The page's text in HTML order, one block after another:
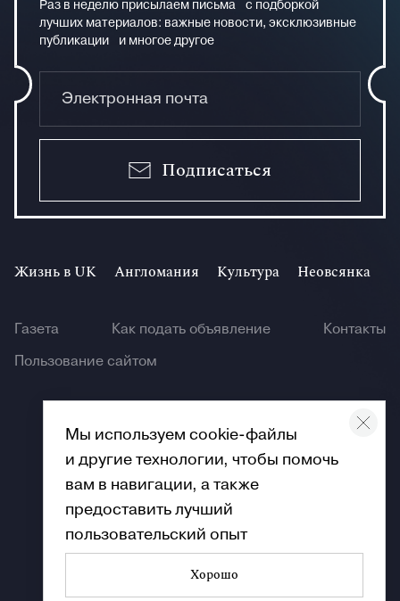
Раз в неделю присылаем письма с подборкой
лучших материалов: важные новости, эксклюзивные
публикации и многое другое
Подписаться
Жизнь в UK Англомания Культура Неовсянка
Газета Как подать объявление
Контакты
Пользование сайтом
© Angliya 2026
Мы используем cookie-файлы
и другие технологии, чтобы помочь
вам в навигации, а также
предоставить лучший
пользовательский опыт
Хорошо